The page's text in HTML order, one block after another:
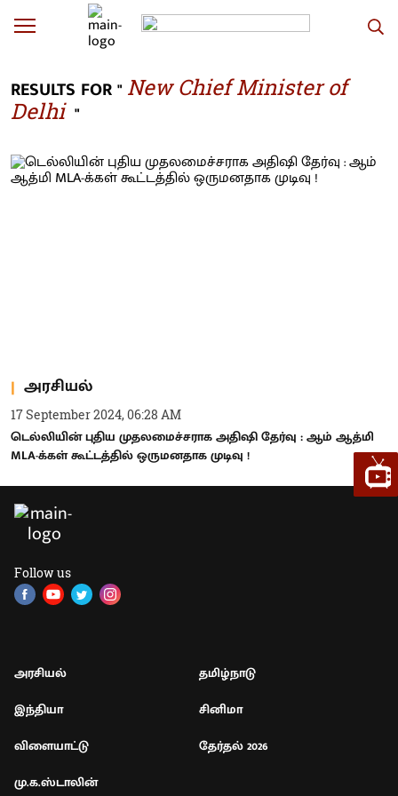
RESULTS FOR " New Chief Minister of
Delhi "
அரசியல்
17 September 2024, 06:28 AM
டெல்லியின் புதிய முதலமைச்சராக அதிஷி தேர்வு : ஆம் ஆத்மி
MLA-க்கள் கூட்டத்தில் ஒருமனதாக முடிவு !
Follow us
அரசியல்
தமிழ்நாடு
இந்தியா
சினிமா
விளையாட்டு
தேர்தல் 2026
மு.க.ஸ்டாலின்